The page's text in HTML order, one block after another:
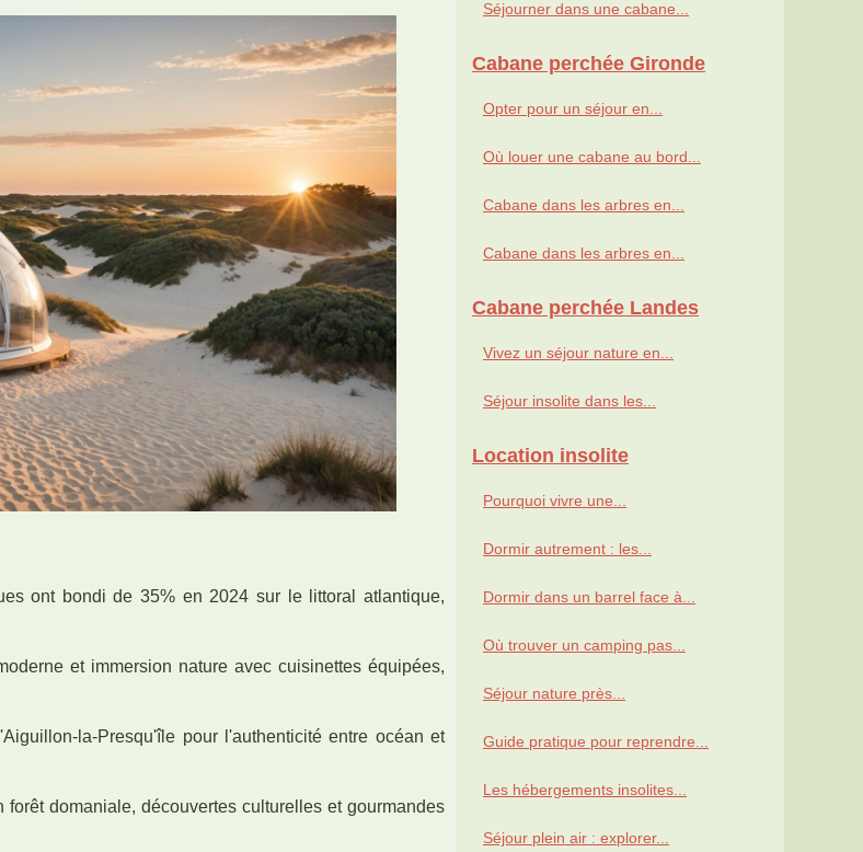
ont bondi de 35% en 2024 sur le littoral atlantique,
et immersion nature avec cuisinettes équipées,
la-Presqu'île pour l'authenticité entre océan et
domaniale, découvertes culturelles et gourmandes
Séjourner dans une cabane...
Cabane perchée Gironde
Opter pour un séjour en...
Où louer une cabane au bord...
Cabane dans les arbres en...
Cabane dans les arbres en...
Cabane perchée Landes
Vivez un séjour nature en...
Séjour insolite dans les...
Location insolite
Pourquoi vivre une...
Dormir autrement : les...
Dormir dans un barrel face à...
Où trouver un camping pas...
Séjour nature près...
Guide pratique pour reprendre...
Les hébergements insolites...
Séjour plein air : explorer...